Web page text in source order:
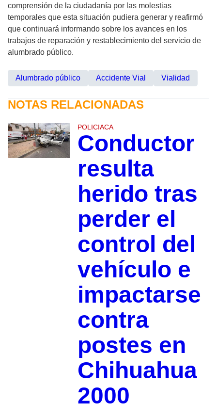
comprensión de la ciudadanía por las molestias
temporales que esta situación pudiera generar y reafirmó
que continuará informando sobre los avances en los
trabajos de reparación y restablecimiento del servicio de
alumbrado público.
Alumbrado público Accidente Vial Vialidad
NOTAS RELACIONADAS
POLICIACA
Conductor
resulta
herido tras
perder el
control del
vehículo e
impactarse
contra
postes en
Chihuahua
2000